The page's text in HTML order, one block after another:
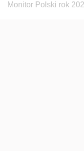
Monitor Polski rok